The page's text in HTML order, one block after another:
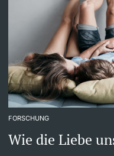
FORSCHUNG
Wie die Liebe